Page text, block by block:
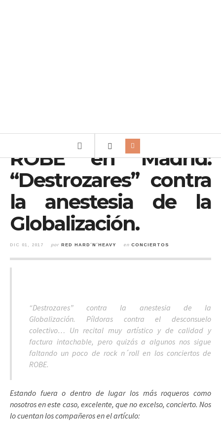
ROBE en Madrid:
“Destrozares” contra
la anestesia de la
Globalización.
DIC 01, 2017 por RED HARD´N´HEAVY en CONCIERTOS
“Destrozares” contra la anestesia de la
Globalización. Píldoras contra el desconsuelo
colectivo… Un recital muy artístico y de calidad y
factura intachable, pero quizás a algunos nos sigue
faltando un poco de rock n´roll en los conciertos de
ROBE.
Estando fuera o dentro de lugar los más roqueros como
nosotros en este caso, excelente, que no excelso, concierto. Nos
lo cuentan los compañeros en el artículo: